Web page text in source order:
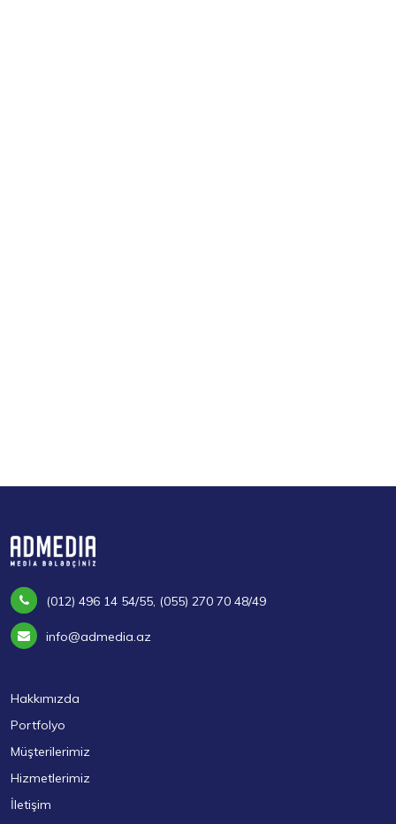
(012) 496 14 54/55, (055) 270 70 48/49
info@admedia.az
Hakkımızda
Portfolyo
Müşterilerimiz
Hizmetlerimiz
İletişim